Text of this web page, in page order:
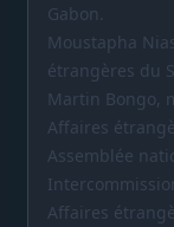
Gabon.
Moustapha
étrangères du
Martin Bongo,
Affaires
Assemblée
Affaires